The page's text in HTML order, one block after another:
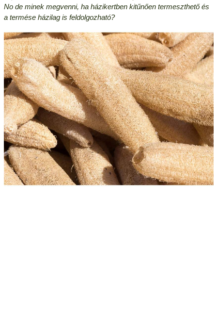
No de minek megvenni, ha házikertben kitűnően termeszthető és
a termése házilag is feldolgozható?